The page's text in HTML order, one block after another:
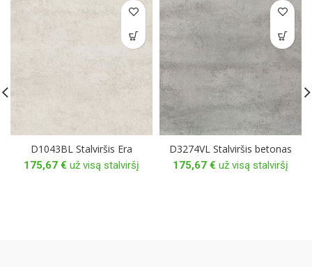
D1043BL Stalviršis Era
175,67 € už visą stalviršį
D3274VL Stalviršis betonas
175,67 € už visą stalviršį